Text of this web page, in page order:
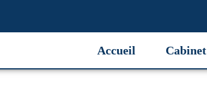
Accueil Cabinet
le 30.06.2023!